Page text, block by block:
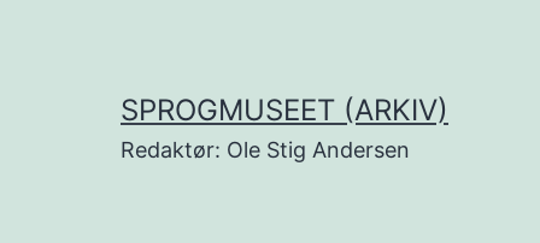
SPROGMUSEET (ARKIV)
Redaktør: Ole Stig Andersen